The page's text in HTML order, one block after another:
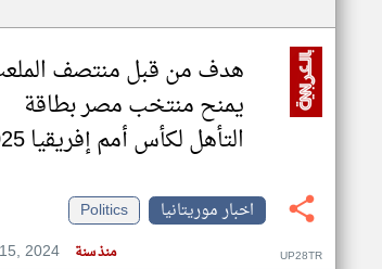
هدف من قبل منتصف
يمنح منتخب مصر بطاقة
التأهل لكأس أمم إفريقيا 2025
اخبار موريتانيا
Politics
2024
منذ سنة UP28TR